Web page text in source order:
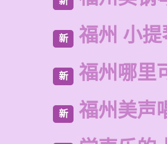
新 福州 小
新 福州哪里
新 福州美声